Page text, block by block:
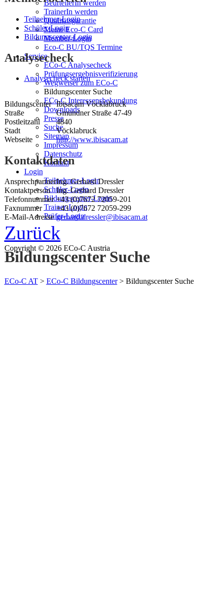
BeurteilerIn werden
TrainerIn werden
Qualitätsgarantie
Meine Eco-C Card
Member-Login
Eco-C BU/TQS Termine
Service
ECo-C Analysecheck
Prüfungsergebnisverifizierung
Wegweiser zum ECo-C
Bildungscenter Suche
ECo-C Interessensbekundung
Downloads
Presse
Suche
Sitemap
Impressum
Datenschutz
Kontakt
Login
Teilnehmer-Login
Schüler-Login
Bildungscenter-Login
Trainer-Login
Prüfer-Login
Bildungscenter Suche
ECo-C AT> ECo-C Bildungscenter> Bildungscenter Suche
Teilnehmer-Login
Schüler-Login
Bildungscenter-Login
Analysecheck
Analysecheck starten
Bildungscenter Ibisacam Vöcklabruck
Straße
Gmundner Straße 47-49
Postleitzahl
4840
Stadt
Vöcklabruck
Webseite
http://www.ibisacam.at
Kontaktdaten
AnsprechpartnerIng. Gerhard Dressler
Kontaktperson
Ing. Gerhard Dressler
Telefonnummer +43 (0)7672 72059-201
Faxnummer
+43 (0)7672 72059-299
E-Mail-Adresse gerhard.dressler@ibisacam.at
Zurück
Copyright © 2026 ECo-C Austria